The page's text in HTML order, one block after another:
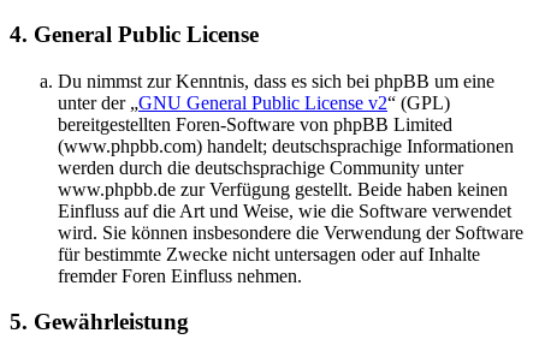
4. General Public License
Du nimmst zur Kenntnis, dass es sich bei phpBB um eine
unter der „GNU General Public License v2“ (GPL)
bereitgestellten Foren-Software von phpBB Limited
(www.phpbb.com) handelt; deutschsprachige Informationen
werden durch die deutschsprachige Community unter
www.phpbb.de zur Verfügung gestellt. Beide haben keinen
Einfluss auf die Art und Weise, wie die Software verwendet
wird. Sie können insbesondere die Verwendung der Software
für bestimmte Zwecke nicht untersagen oder auf Inhalte
fremder Foren Einfluss nehmen.
5. Gewährleistung